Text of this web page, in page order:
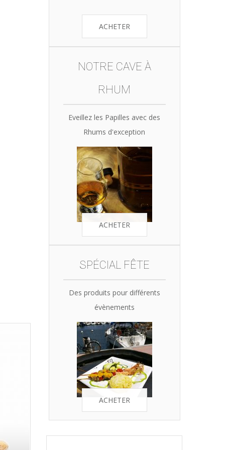
ACHETER
NOTRE CAVE À
RHUM
Eveillez les Papilles avec des
Rhums d'exception
ACHETER
SPÉCIAL FÊTE
Des produits pour différents
évènements
ACHETER